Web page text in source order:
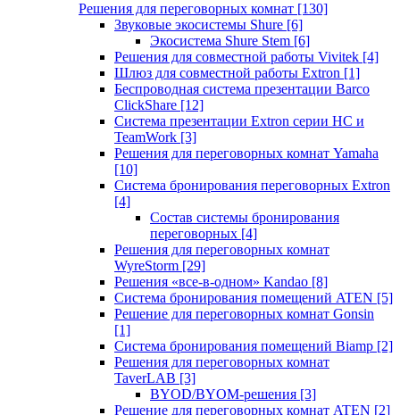
Решения для переговорных комнат [130]
Звуковые экосистемы Shure [6]
Экосистема Shure Stem [6]
Решения для совместной работы Vivitek [4]
Шлюз для совместной работы Extron [1]
Беспроводная система презентации Barco
ClickShare [12]
Система презентации Extron серии HC и
TeamWork [3]
Решения для переговорных комнат Yamaha
[10]
Система бронирования переговорных Extron
[4]
Состав системы бронирования
переговорных [4]
Решения для переговорных комнат
WyreStorm [29]
Решения «все-в-одном» Kandao [8]
Система бронирования помещений ATEN [5]
Решение для переговорных комнат Gonsin
[1]
Система бронирования помещений Biamp [2]
Решения для переговорных комнат
TaverLAB [3]
BYOD/BYOM-решения [3]
Решение для переговорных комнат ATEN [2]